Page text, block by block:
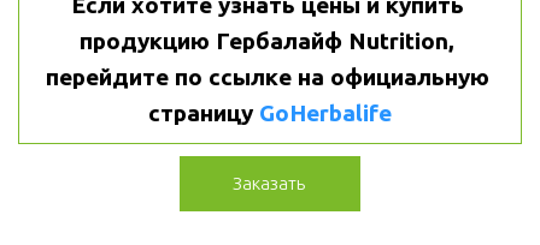
Если хотите узнать цены и купить
продукцию Гербалайф Nutrition,
перейдите по ссылке на официальную
страницу GoHerbalife
Заказать